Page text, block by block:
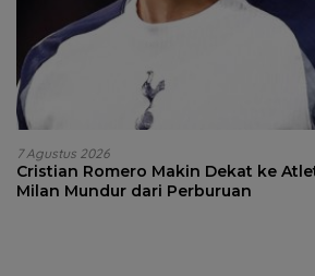
7 Agustus 2026
Cristian Romero Makin Dekat ke
Milan Mundur dari Perburuan